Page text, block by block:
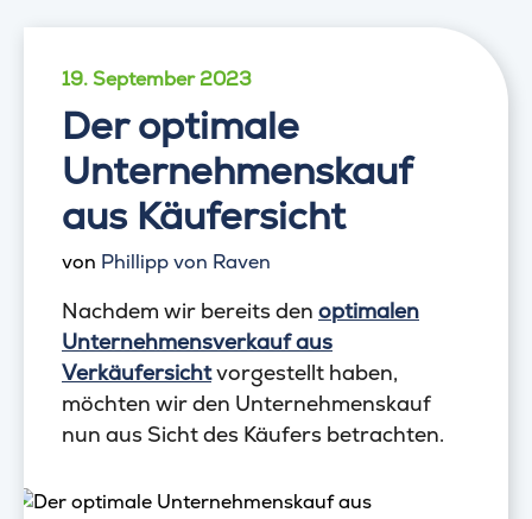
19. September 2023
Der optimale
Unternehmenskauf
aus Käufersicht
von Phillipp von Raven
Nachdem wir bereits den optimalen
Unternehmensverkauf aus
Verkäufersichtvorgestellt haben,
möchten wir den Unternehmenskauf
nun aus Sicht des Käufers betrachten.